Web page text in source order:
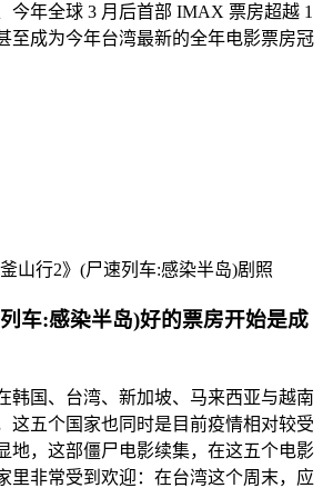
今年全球 3 月后首部 IMAX 票房超越 1
至成为今年台湾最新的全年电影票房冠
山行2》(尸速列车:感染半岛)剧照
列车:感染半岛)好的票房开始是成
韩国、台湾、新加坡、马来西亚与越南
这五个国家也同时是目前疫情相对较受
地，这部僵尸电影续集，在这五个电影
里非常受到欢迎：在台湾这个周末，应